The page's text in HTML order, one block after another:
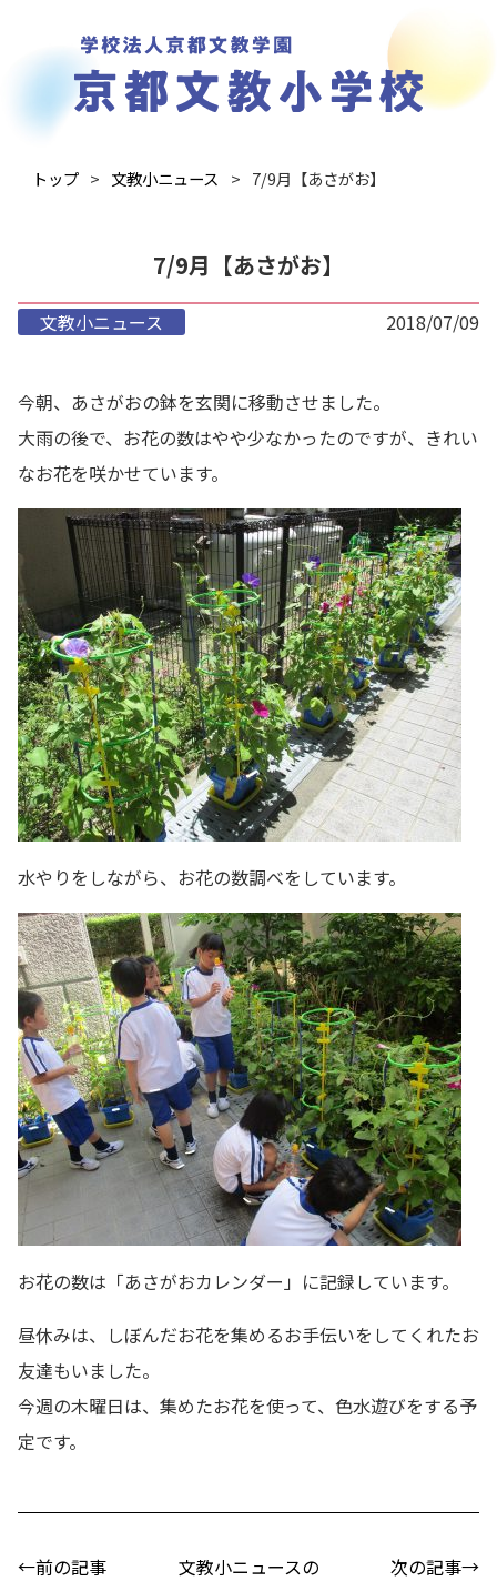
トップ 文教小ニュース 7/9月【あさがお】
7/9月【あさがお】
文教小ニュース 2018/07/09
今朝、あさがおの鉢を玄関に移動させました。
大雨の後で、お花の数はやや少なかったのですが、きれい
なお花を咲かせています。
水やりをしながら、お花の数調べをしています。
お花の数は「あさがおカレンダー」に記録しています。
昼休みは、しぼんだお花を集めるお手伝いをしてくれたお
友達もいました。
今週の木曜日は、集めたお花を使って、色水遊びをする予
定です。
←前の記事
文教小ニュースの
次の記事→